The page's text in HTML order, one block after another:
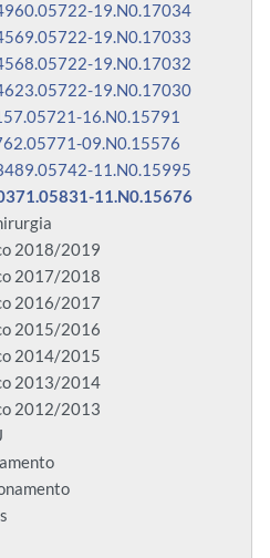
19.N0.17034
19.N0.17033
19.N0.17032
19.N0.17030
16.N0.15791
09.N0.15576
11.N0.15995
11.N0.15676
2018/2019
2017/2018
2016/2017
2015/2016
2014/2015
2013/2014
2012/2013